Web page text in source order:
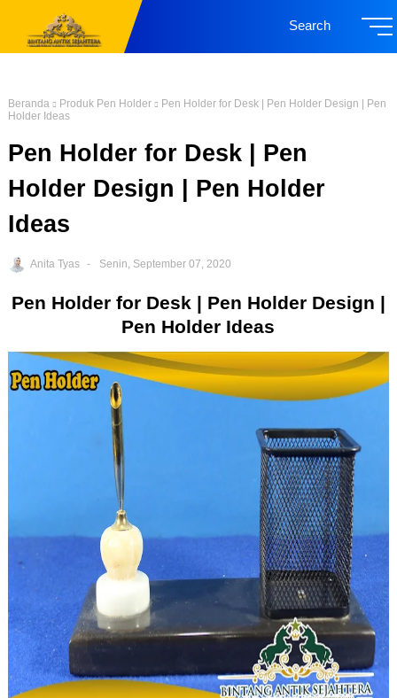
Search
Beranda Produk Pen Holder
Pen Holder for Desk | Pen Holder Design | Pen
Holder Ideas
Pen Holder for Desk | Pen
Holder Design | Pen Holder
Ideas
Anita Tyas Senin, September 07, 2020
Pen Holder for Desk | Pen Holder Design |
Pen Holder Ideas